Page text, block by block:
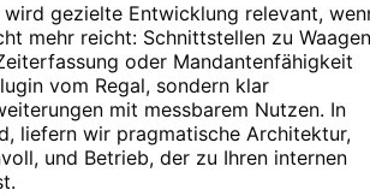
wird gezielte Entwicklung relevant,
mehr reicht: Schnittstellen zu
oder Mandantenfähigkeit
vom Regal, sondern klar
mit messbarem Nutzen. In
liefern wir pragmatische Architektur,
und Betrieb, der zu Ihren internen